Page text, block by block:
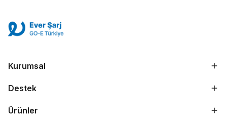
Kurumsal
Destek
Ürünler